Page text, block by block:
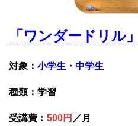
「ワンダードリル」
対象： 小学生・中学生
種類：学習
受講費： 500円 ／月